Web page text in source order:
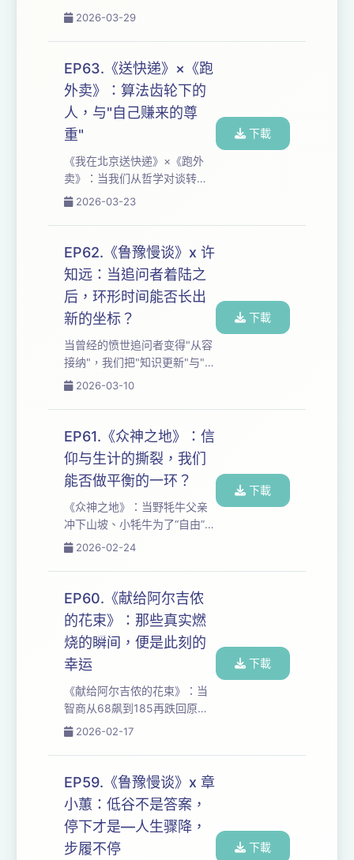
推到边缘吗？ 如果你也在"寻找
意义"与"意义找到我"的撕扯中
疲惫，按下播放—...
全过程拆给你听：从云南村庄
绕"的自然结界，独居女性如何
与死亡和解？ 从雪梅50岁"最
大辜负是自己"的觉醒，到78岁
福儿失去所有家人后仍练英语
的身影，我们追问：儒家责任
束缚与阿德勒式主观能动性如
能否成为孤独的底气？当"河流
变河滩"，失去在得到中占据何
种比例？ 时间轴：
2026-03-29
EP63.《送快递》×《跑
外卖》：算法齿轮下的
人，与"自己赚来的尊
重"
《我在北京送快递》×《跑外
卖》：当我们从哲学对谈转向
两千多万劳动者的日常，才发
一课。阶层凝视如何不自觉，
尊重为何不能只是礼貌表演？
从"冥想很厉害"的震惊到"自己
赚来的尊重"，我们剖开算法系
统的齿轮：奖惩机制如何让人
成瘾又麻木，农村离婚女性怎
白领与蓝领同为螺丝钉，消费
者的维权与底层承压撕裂着谁
的人性？ 如果你也在AI时代追
2026-03-23
下載
EP62.《鲁豫慢谈》x 许
知远：当追问者着陆之
后，环形时间能否长出
新的坐标？
当曾经的愤世追问者变得"从容
接纳"，我们把"知识更新"与"思
维固化"的争议拆给你听——是
活的进阶？同一嘉宾，两种读
法，一场关于公共知识分子如
何自处的核心追问。 从姚明"田
字格"的哲学震撼，到"盲目难
道不是一种很好的状态"的生存
策略，我们剖开这个信息变
形、战争娱乐化的时代：当新
力，公共视角如何消亡？当30
岁目标达成后只剩"回望过
去"，人生究竟是线性...
2026-03-10
下載
EP61.《众神之地》：信
仰与生计的撕裂，我们
能否做平衡的一环？
《众神之地》：当野牦牛父亲
冲下山坡、小牦牛为了“自由”脱
困至死，我们把"信仰与生
民敬畏山神却不得不卖牛换
钱，神性眼神里藏着人类无法
和解的悖论。 从白海豚被"互利
共生"美化后的食物掠夺，到东
北虎灭绝后奇迹归来，我们追
问：普通民众的共情与微小努
还是掌权者缺席时的自我感
动？当萨满的万物有灵撞上科
学的去魅，敬畏究竟是本能还
2026-02-24
下載
EP60.《献给阿尔吉侬
的花束》：那些真实燃
烧的瞬间，便是此刻的
幸运
《献给阿尔吉侬的花束》：当
智商从68飙到185再跌回原
点，我们把"聪明即自由"的迷
笑、母亲暴力、爱情错位后，
查理终于读懂：善良才是无法
被实验复制的人性光辉。 从"知
识即解药"的信仰到"清醒即孤
独"的代价，我们追问：若智慧
注定带来幻灭，为何仍有人选
2026-02-17
下載
EP59.《鲁豫慢谈》x 章
小蕙：低谷不是答案，
停下才是—人生骤降，
步履不停
下載